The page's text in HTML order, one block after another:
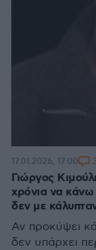
Γιώργος
χρόνια να κάνω
δεν με
Αν προκύψει
δεν υπάρχει
17.01.2026, 17:00